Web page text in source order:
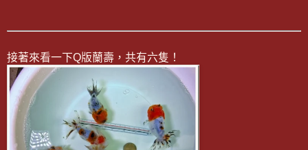
接著來看一下Q版蘭壽，共有六隻！